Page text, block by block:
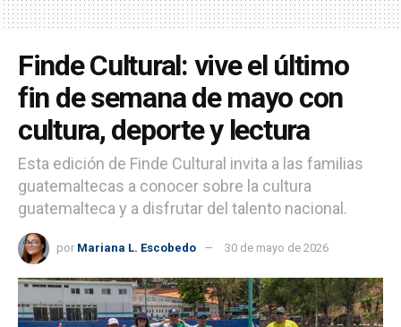
Finde Cultural: vive el último
fin de semana de mayo con
cultura, deporte y lectura
Esta edición de Finde Cultural invita a las familias
guatemaltecas a conocer sobre la cultura
guatemalteca y a disfrutar del talento nacional.
por Mariana L. Escobedo 30 de mayo de 2026